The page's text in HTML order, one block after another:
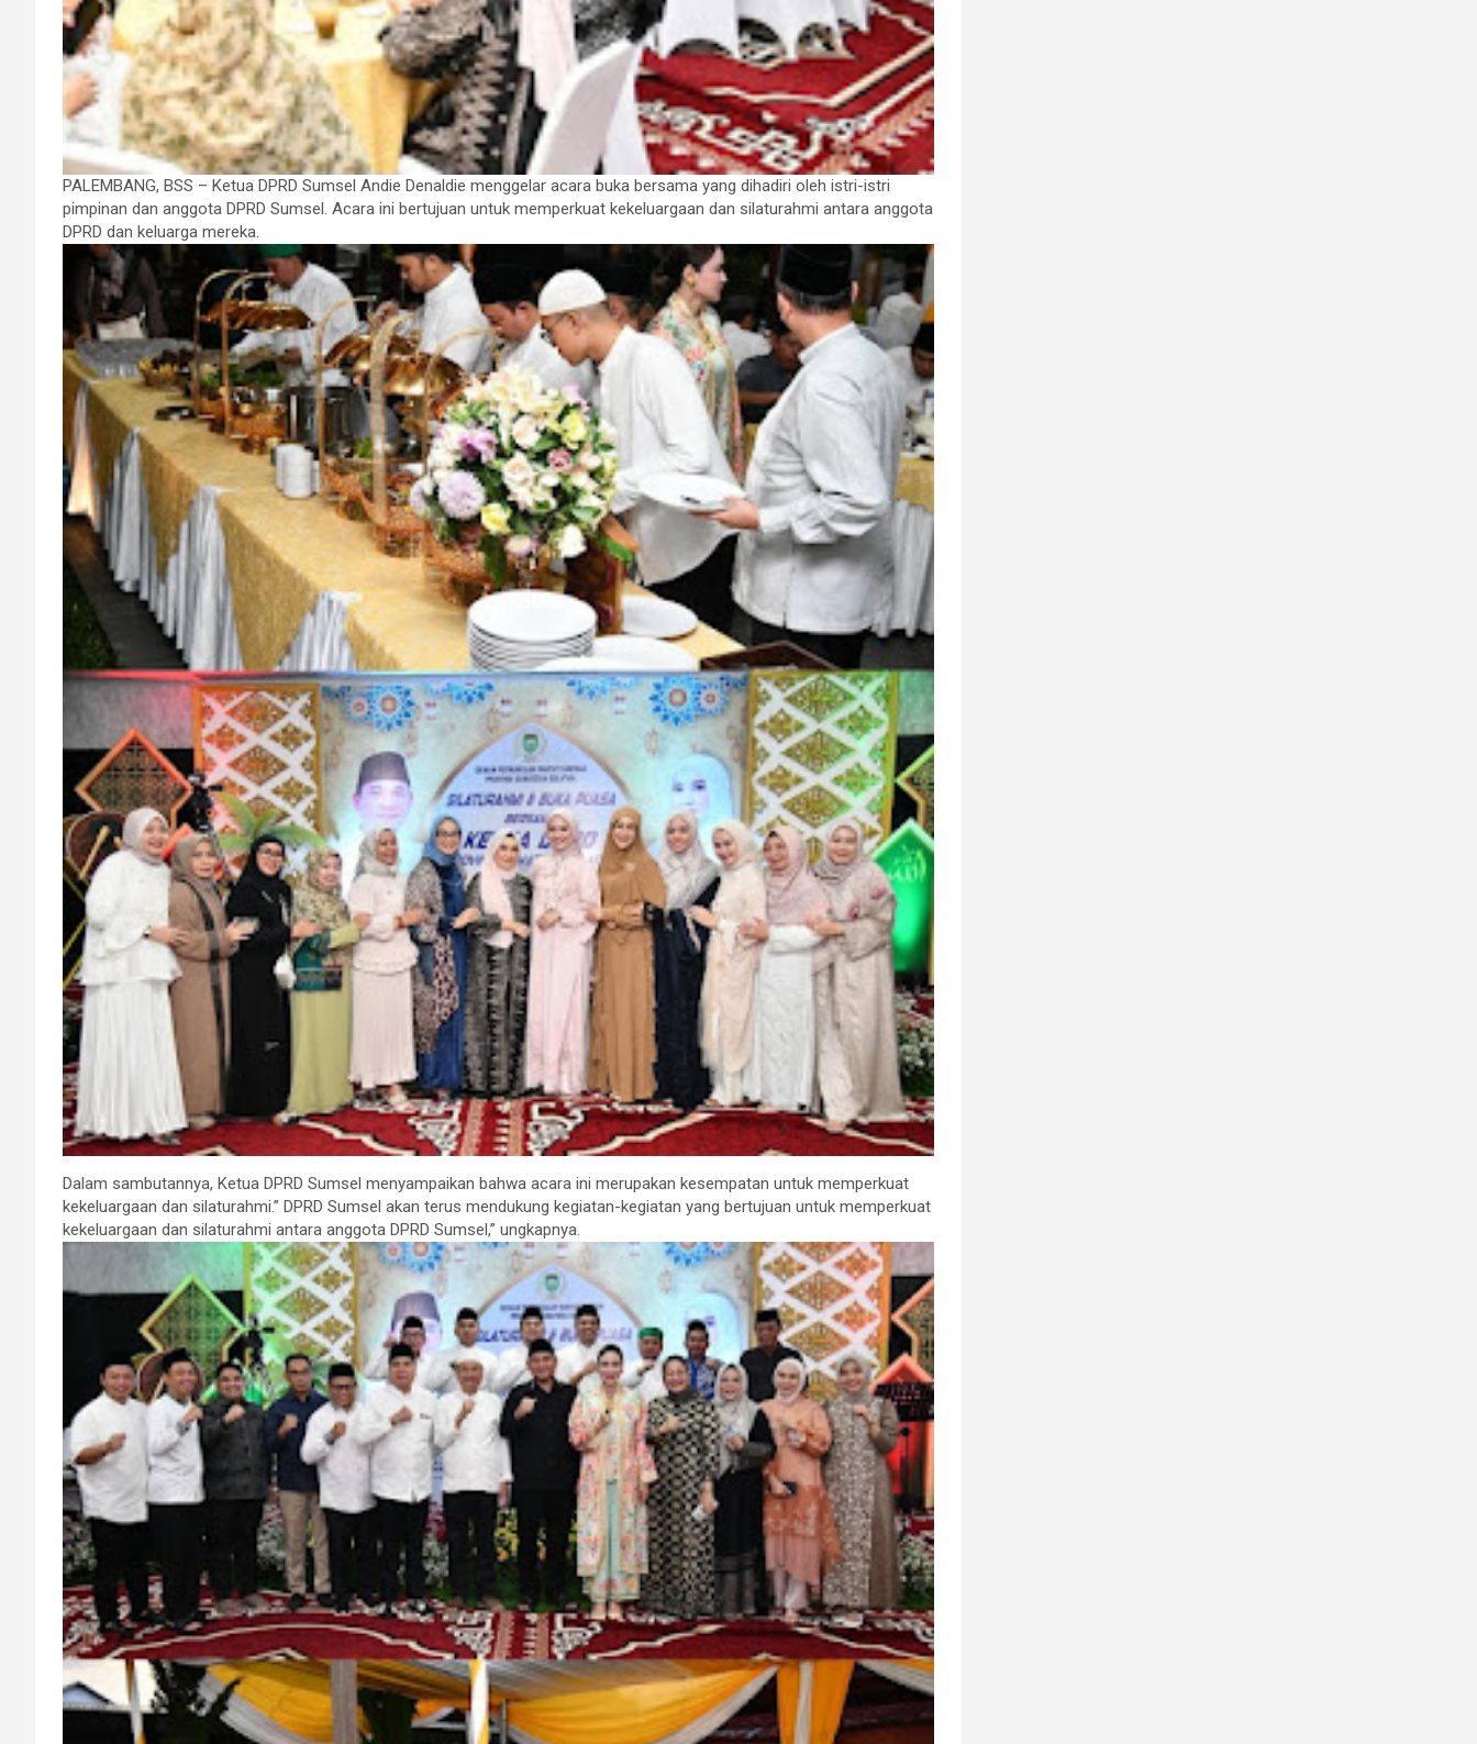
PALEMBANG, BSS – Ketua DPRD Sumsel Andie Denaldie menggelar acara buka bersama yang dihadiri oleh istri-istri
pimpinan dan anggota DPRD Sumsel. Acara ini bertujuan untuk memperkuat kekeluargaan dan silaturahmi antara anggota
DPRD dan keluarga mereka.
Dalam sambutannya, Ketua DPRD Sumsel menyampaikan bahwa acara ini merupakan kesempatan untuk memperkuat
kekeluargaan dan silaturahmi.” DPRD Sumsel akan terus mendukung kegiatan-kegiatan yang bertujuan untuk memperkuat
kekeluargaan dan silaturahmi antara anggota DPRD Sumsel,” ungkapnya.